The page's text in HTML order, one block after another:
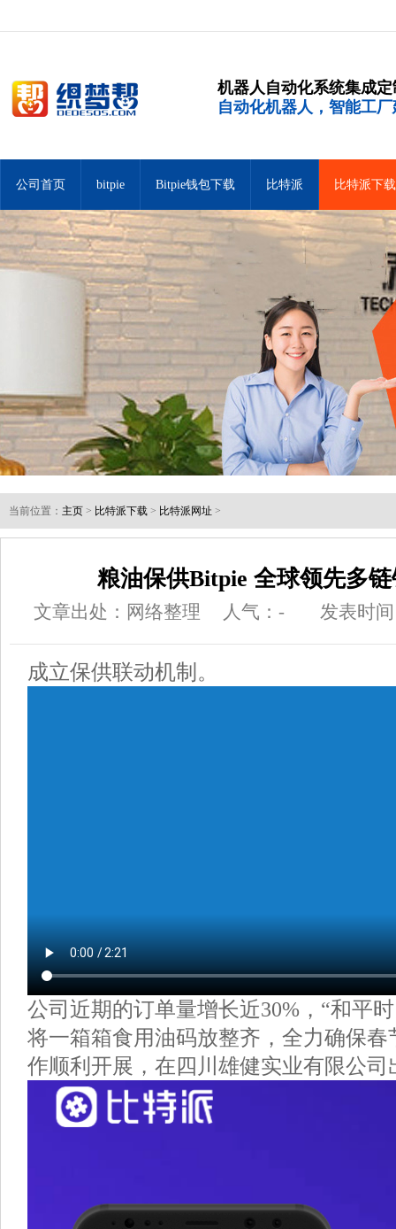
机器人自动化系统集成
自动化机器人，智能工
公司首页 bitpie Bitpie钱包下载 比特派 比特派下载
当前位置： 主页 > 比特派下载 > 比特派网址 >
粮油保供Bitpie 全球领先多
文章出处：网络整理 人气： - 发表时
成立保供联动机制。
公司近期的订单量增长近30%，“和平
将一箱箱食用油码放整齐，全力确保春
作顺利开展，在四川雄健实业有限公司